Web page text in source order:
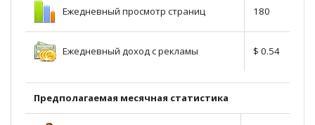
Ежедневный просмотр страниц 180
Ежедневный доход с рекламы $ 0.54
Предполагаемая месячная статистика